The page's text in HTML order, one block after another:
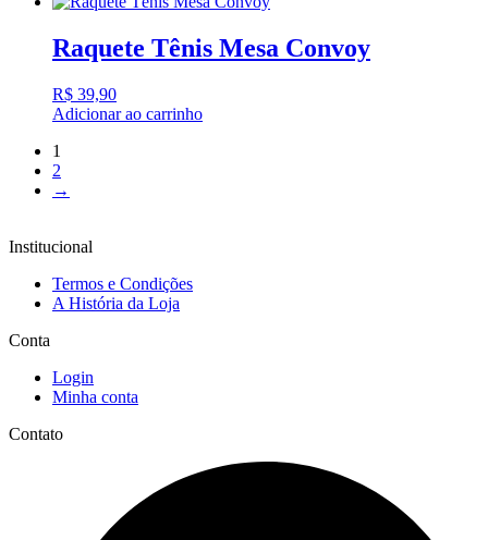
Raquete Tênis Mesa Convoy
R$ 39,90
Adicionar ao carrinho
1
2
→
Institucional
Termos e Condições
A História da Loja
Conta
Login
Minha conta
Contato